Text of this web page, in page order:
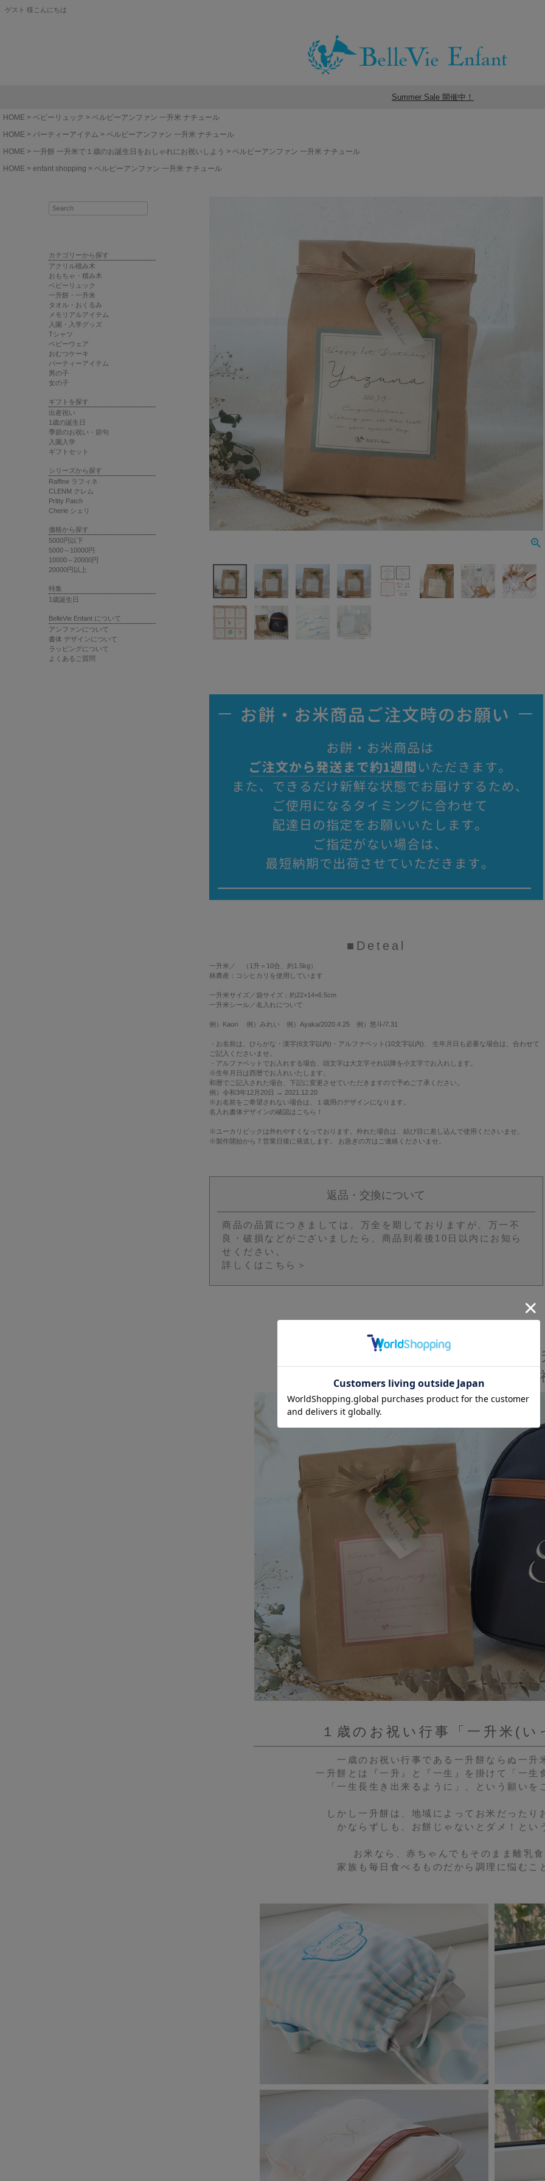
ゲスト 様こんにちは
Summer Sale 開催中！
HOME ベビーリュック
ベルビーアンファン 一升米 ナチュール
HOME
パーティーアイテム
ベルビーアンファン 一升米 ナチュール
HOME
一升餅 一升米で１歳のお誕生日をおしゃれにお祝いしよう
ベルビーアンファン 一升米 ナチュール
HOME
enfant shopping ベルビーアンファン 一升米 ナチュール
カテゴリーから探す
アクリル積み木
おもちゃ・積み木
ベビーリュック
一升餅・一升米
タオル・おくるみ
メモリアルアイテム
入園・入学グッズ
Tシャツ
ベビーウェア
おむつケーキ
パーティーアイテム
男の子
女の子
ギフトを探す
出産祝い
1歳の誕生日
季節のお祝い・節句
入園入学
ギフトセット
シリーズから探す
Raffine ラフィネ
CLENM クレム
Pritty Patch
Cherie シェリ
価格から探す
5000円以下
5000～10000円
10000～20000円
20000円以上
特集
1歳誕生日
BelleVie Enfant について
アンファンについて
書体 デザインについて
ラッピングについて
よくあるご質問
■Deteal
一升米 ／ （1升＝10合、約1.5kg）
林農産：コシヒカリを使用しています
一升米サイズ ／袋サイズ：約22×14×6.5cm
一升米シール ／名入れについて
例）Kaori 例）みれい 例）Ayaka/2020.4.25 例）悠斗/7.31
・お名前は、ひらがな・漢字(6文字以内)・アルファベット(10文字以内)、 生年月日も必要な場合は、合わせて
ご記入くださいませ。
・アルファベットでお入れする場合、頭文字は大文字それ以降を小文字でお入れします。
※生年月日は西暦でお入れいたします。
和暦でご記入された場合、下記に変更させていただきますので予めご了承ください。
例）令和3年12月20日 → 2021.12.20
※お名前をご希望されない場合は、１歳用のデザインになります。
名入れ書体デザインの確認は こちら！
※ユーカリピックは外れやすくなっております。外れた場合は、結び目に差し込んで使用くださいませ。
※製作開始から７営業日後に発送します。 お急ぎの方はご連絡くださいませ。
返品・交換について
商品の品質につきましては、万全を期しておりますが、万一不
良・破損などがございましたら、商品到着後10日以内にお知ら
せください。
詳しくはこちら＞
ベビーリュックと
最高の１歳のお誕生日を
１歳のお祝い行事「一升米(
一歳のお祝い行事である一升餅ならぬ一升
一升餅とは『一升』と『一生』を掛けて「一生
「一生長生き出来るように」、という願い
しかし一升餅は、地域によってお米だったり
かならずしも、お餅じゃないとダメ！とい
お米なら、赤ちゃんでもそのまま離乳
家族も毎日食べるものだから調理に悩むこ